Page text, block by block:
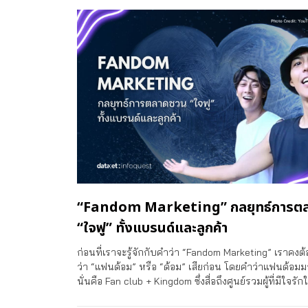
“Fandom Marketing” กลยุทธ์การต
“ใจฟู” ทั้งแบรนด์และลูกค้า
ก่อนที่เราจะรู้จักกับคำว่า “Fandom Marketing” เราคง
ว่า “แฟนด้อม” หรือ “ด้อม” เสียก่อน โดยคำว่าแฟนด้อม
นั่นคือ Fan club + Kingdom ซึ่งสื่อถึงศูนย์รวมผู้ที่มีใจรัก